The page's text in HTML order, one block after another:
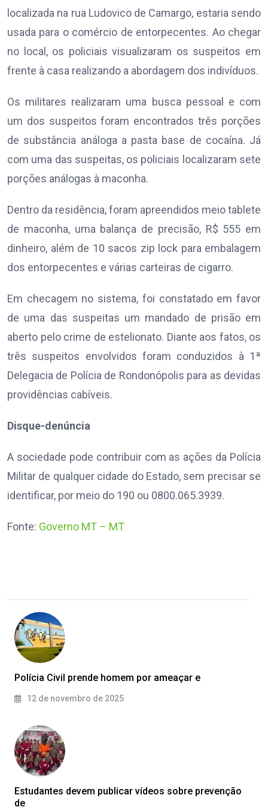
localizada na rua Ludovico de Camargo, estaria sendo
usada para o comércio de entorpecentes. Ao chegar
no local, os policiais visualizaram os suspeitos em
frente à casa realizando a abordagem dos indivíduos.
Os militares realizaram uma busca pessoal e com
um dos suspeitos foram encontrados três porções
de substância análoga a pasta base de cocaína. Já
com uma das suspeitas, os policiais localizaram sete
porções análogas à maconha.
Dentro da residência, foram apreendidos meio tablete
de maconha, uma balança de precisão, R$ 555 em
dinheiro, além de 10 sacos zip lock para embalagem
dos entorpecentes e várias carteiras de cigarro.
Em checagem no sistema, foi constatado em favor
de uma das suspeitas um mandado de prisão em
aberto pelo crime de estelionato. Diante aos fatos, os
três suspeitos envolvidos foram conduzidos à 1ª
Delegacia de Polícia de Rondonópolis para as devidas
providências cabíveis.
Disque-denúncia
A sociedade pode contribuir com as ações da Polícia
Militar de qualquer cidade do Estado, sem precisar se
identificar, por meio do 190 ou 0800.065.3939.
Fonte: Governo MT – MT
Polícia Civil prende homem por ameaçar e
12 de novembro de 2025
Estudantes devem publicar vídeos sobre prevenção
de